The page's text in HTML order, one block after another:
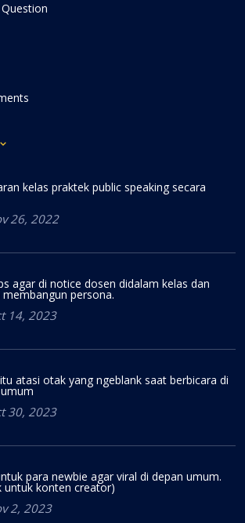
kelas praktek public speaking secara
26, 2022
agar di notice dosen didalam kelas dan
persona.
14, 2023
atasi otak yang ngeblank saat berbicara di
30, 2023
para newbie agar viral di depan umum.
untuk konten creator)
2, 2023